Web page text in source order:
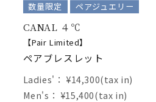
数量限定 ペアジュエリー
CANAL ４℃
【Pair Limited】
ペアブレスレット
Ladies'： ¥14,300(tax in)
Men's： ¥15,400(tax in)